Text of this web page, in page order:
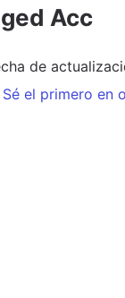
Acc
de
Sé el primero en